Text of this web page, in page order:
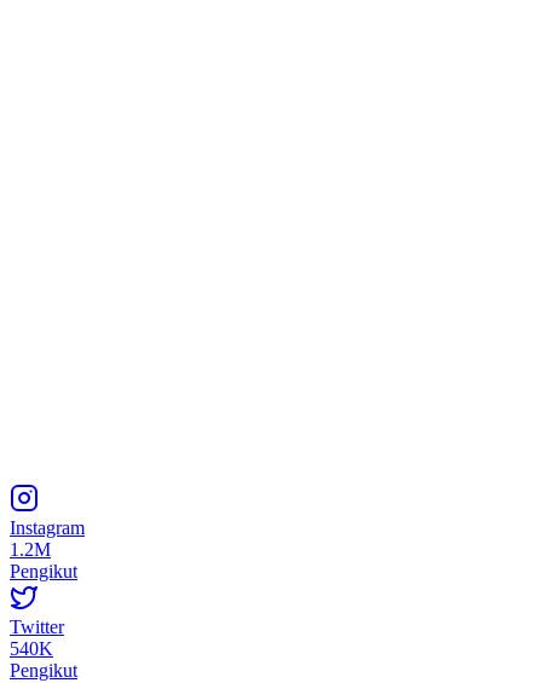
Instagram
1.2M
Pengikut
Twitter
540K
Pengikut